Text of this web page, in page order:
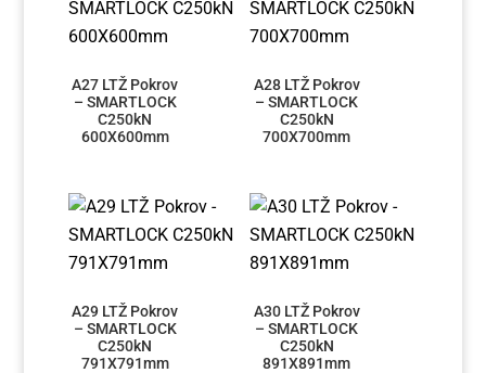
A27 LTŽ Pokrov
– SMARTLOCK
C250kN
600X600mm
A28 LTŽ Pokrov
– SMARTLOCK
C250kN
700X700mm
A29 LTŽ Pokrov
– SMARTLOCK
C250kN
791X791mm
A30 LTŽ Pokrov
– SMARTLOCK
C250kN
891X891mm